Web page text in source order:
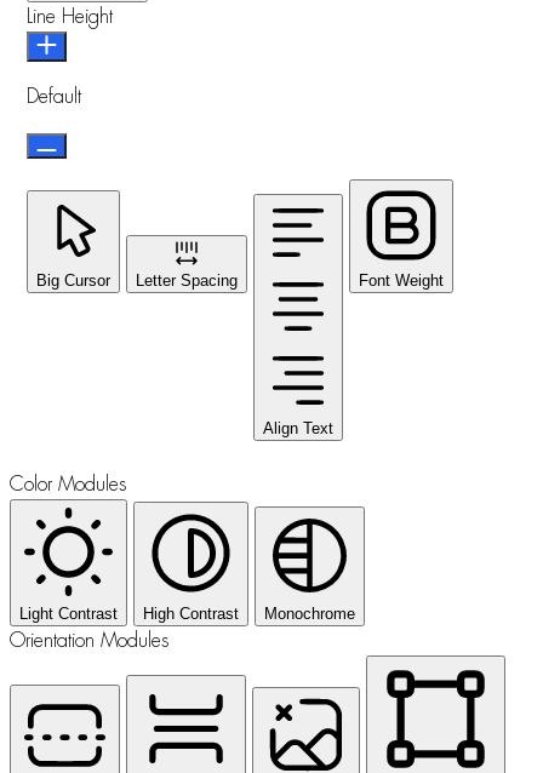
Line Height
Default
Big Cursor Letter Spacing
Align Text
Font Weight
Color Modules
Light Contrast High Contrast Monochrome
Orientation Modules